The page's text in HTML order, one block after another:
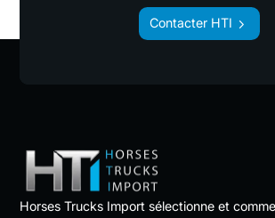
Contacter HTI
Horses Trucks Import sélectionne et